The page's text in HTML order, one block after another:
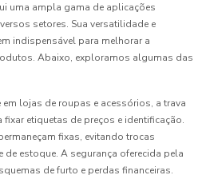
uma ampla gama de aplicações
setores. Sua versatilidade e
indispensável para melhorar a
Abaixo, exploramos algumas das
lojas de roupas e acessórios, a trava
etiquetas de preços e identificação.
fixas, evitando trocas
estoque. A segurança oferecida pela
de furto e perdas financeiras.